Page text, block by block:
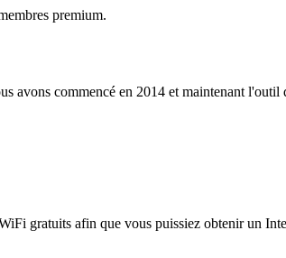
premium.
avons commencé en 2014 et maintenant l'outil
gratuits afin que vous puissiez obtenir un